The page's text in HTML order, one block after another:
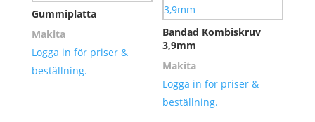
Gummiplatta
Makita
Logga in för priser &
beställning.
Bandad Kombiskruv
3,9mm
Makita
Logga in för priser &
beställning.